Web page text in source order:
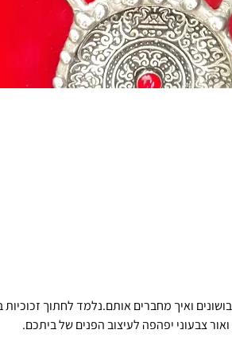
ואיך מחברים אותם.נלמד לחתוך זכוכיות
צבעוני יפהפה לעיצוב הפנים של ביתכם.